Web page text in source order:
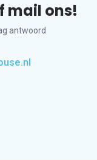
mail ons!
antwoord